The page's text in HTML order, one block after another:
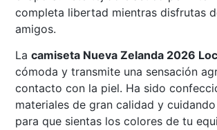
completa libertad mientras disfrutas
amigos.
Lacamiseta Nueva Zelanda 2026
cómoda y transmite una sensación
contacto con la piel. Ha sido
materiales de gran calidad y
para que sientas los colores de tu